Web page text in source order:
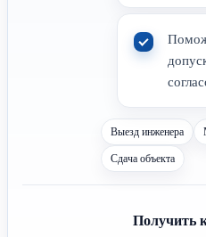
Выезд инженера
Сдача объекта
Получить